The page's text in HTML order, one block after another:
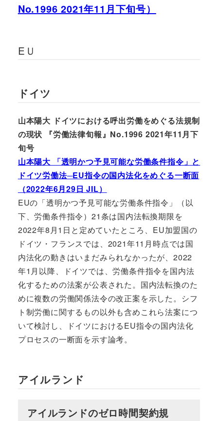
No.1996 2021年11月下旬号）
EＵ
ドイツ
山本陽大 ドイツにおける呼出労働をめぐる法規制
の現状 『労働法律旬報』No.1996 2021年11月下
旬号
山本陽大 「透明かつ予見可能な労働条件指令」と
ドイツ労働法─EU指令の国内法化をめぐる一断面
（2022年6月29日 JIL）
EUの「透明かつ予見可能な労働条件指令」（以
下、労働条件指令）21条は国内法転換期限を
2022年8月1日と定めていたところ、EU加盟国の
ドイツ・フランスでは、2021年11月時点では国
内法化の動きはいまだみられなかったが、2022
年1月以降、ドイツでは、労働条件指令を国内法
化するための法案が公表された。国内法転換のた
めに複数の労働関係法令の改正案を示した。シフ
ト制労働に関するもの以外も含めこれら法案につ
いて検討し、ドイツにおけるEU指令の国内法化
プロセスの一断面を示す論考。
アイルランド
アイルランドのゼロ時間契約規